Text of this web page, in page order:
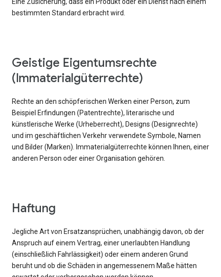
Eine Zusicherung, dass ein Produkt oder ein Dienst nach einem
bestimmten Standard erbracht wird.
Geistige Eigentumsrechte
(Immaterialgüterrechte)
Rechte an den schöpferischen Werken einer Person, zum
Beispiel Erfindungen (Patentrechte), literarische und
künstlerische Werke (Urheberrecht), Designs (Designrechte)
und im geschäftlichen Verkehr verwendete Symbole, Namen
und Bilder (Marken). Immaterialgüterrechte können Ihnen, einer
anderen Person oder einer Organisation gehören.
Haftung
Jegliche Art von Ersatzansprüchen, unabhängig davon, ob der
Anspruch auf einem Vertrag, einer unerlaubten Handlung
(einschließlich Fahrlässigkeit) oder einem anderen Grund
beruht und ob die Schäden in angemessenem Maße hätten